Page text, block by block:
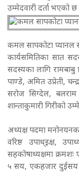
उम्मेदवारी दर्ता भएको छ
कमल सापकोटा प्यानल
कार्यसमितिका सात
सदस्यका लागि
पाण्डे, अमित उप्रेती,
सरोज सिग्देल, बलराम
शान्ताकुमारी गिरीको
अध्यक्ष पदमा
वरिष्ठ उपाध्इक्ष,
सहकोषाध्यक्षमा
५ सय, एकहजार